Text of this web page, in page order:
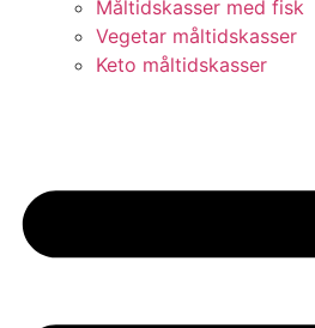
Måltidskasser med fisk
Vegetar måltidskasser
Keto måltidskasser